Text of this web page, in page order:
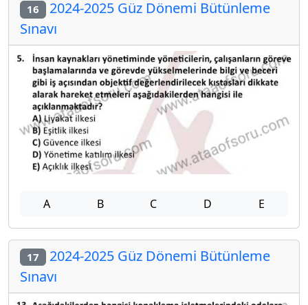
16 2024-2025 Güz Dönemi Bütünleme
Sınavı
A B C D E
17 2024-2025 Güz Dönemi Bütünleme
Sınavı